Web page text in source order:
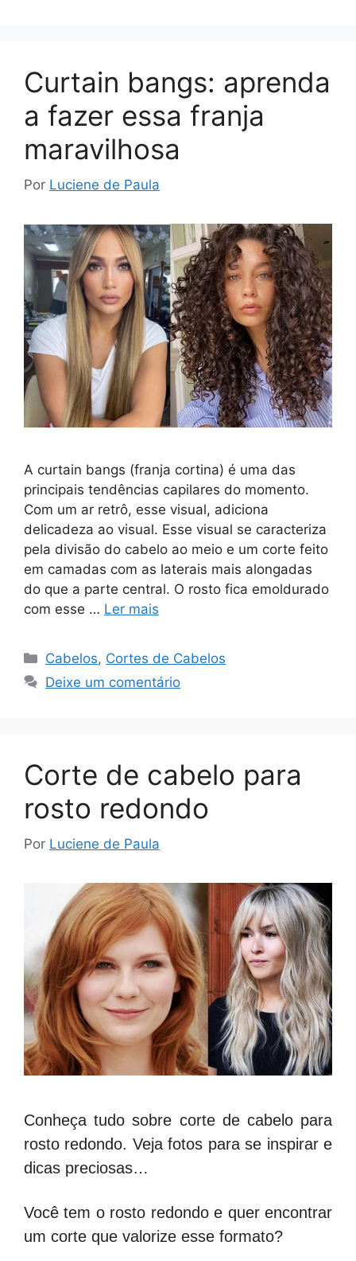
Curtain bangs: aprenda
a fazer essa franja
maravilhosa
Por Luciene de Paula
A curtain bangs (franja cortina) é uma das
principais tendências capilares do momento.
Com um ar retrô, esse visual, adiciona
delicadeza ao visual. Esse visual se caracteriza
pela divisão do cabelo ao meio e um corte feito
em camadas com as laterais mais alongadas
do que a parte central. O rosto fica emoldurado
com esse … Ler mais
Categorias
Cabelos, Cortes de Cabelos
Deixe um comentário
Corte de cabelo para
rosto redondo
Por Luciene de Paula
Conheça tudo sobre corte de cabelo para
rosto redondo. Veja fotos para se inspirar e
dicas preciosas…
Você tem o rosto redondo e quer encontrar
um corte que valorize esse formato?